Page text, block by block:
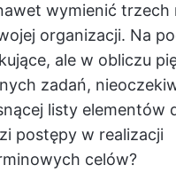
wymienić trzech
organizacji. Na
ale w obliczu
zadań,
listy elementów
postępy w realizacji
celów?